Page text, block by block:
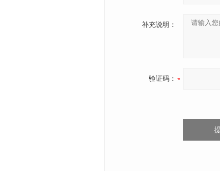
补充说明：
验证码：